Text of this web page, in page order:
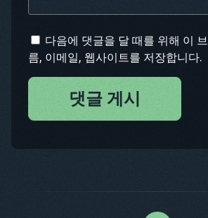
다음에 댓글을 달 때를 위해 이
름, 이메일, 웹사이트를 저장합니다.
댓글 게시